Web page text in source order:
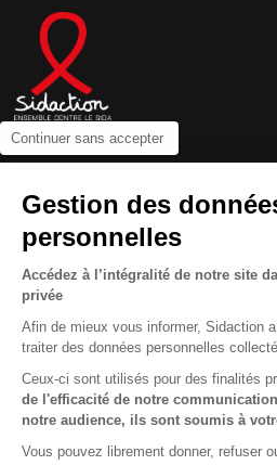
Continuer sans accepter
Gestion des
personnelles
Accédez à l’intégralité de notre site
privée
Afin de mieux vous informer, Sidaction
traiter des données personnelles
Ceux-ci sont utilisés pour des finalités
de l'efficacité de notre
notre audience, ils sont soumis à
Vous pouvez librement donner, refuser
Newsletter
Nous suivre sur les réseaux :
MENTIONS LÉGALES
CONDITIONS D’UTILISATION ET
COOKIES